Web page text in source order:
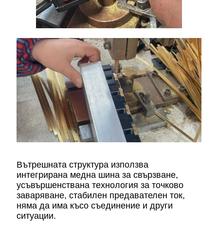
Вътрешната структура използва
интегрирана медна шина за свързване,
усъвършенствана технология за точково
заваряване, стабилен предавателен ток,
няма да има късо съединение и други
ситуации.